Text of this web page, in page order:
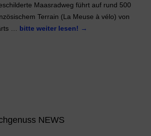
Maasradweg führt auf rund 500
Terrain (La Meuse à vélo) von
… bitte weiter lesen! →
NEWS